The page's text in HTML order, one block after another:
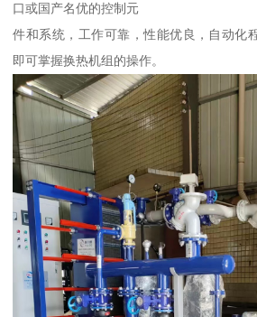
口或国产名优的控制元
件和系统，工作可靠，性能优良，自动化
即可掌握换热机组的操作。